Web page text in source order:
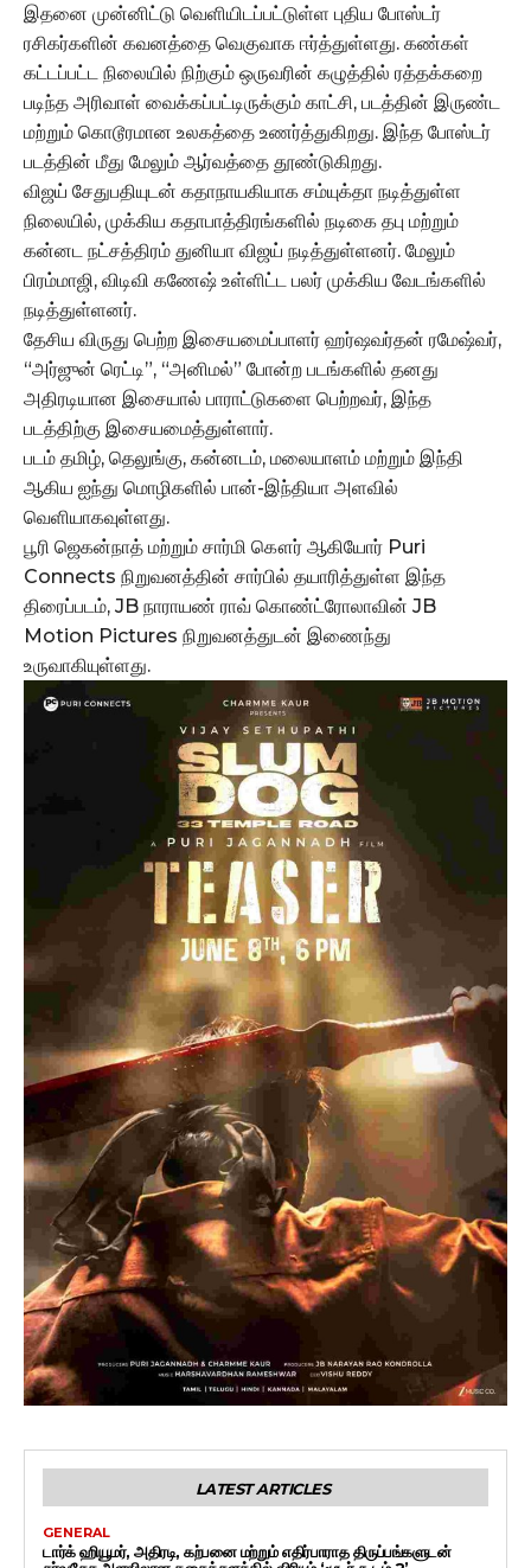
இதனை முன்னிட்டு வெளியிடப்பட்டுள்ள புதிய போஸ்டர்
ரசிகர்களின் கவனத்தை வெகுவாக ஈர்த்துள்ளது. கண்கள்
கட்டப்பட்ட நிலையில் நிற்கும் ஒருவரின் கழுத்தில் ரத்தக்கறை
படிந்த அரிவாள் வைக்கப்பட்டிருக்கும் காட்சி, படத்தின் இருண்ட
மற்றும் கொடூரமான உலகத்தை உணர்த்துகிறது. இந்த போஸ்டர்
படத்தின் மீது மேலும் ஆர்வத்தை தூண்டுகிறது.
விஜய் சேதுபதியுடன் கதாநாயகியாக சம்யுக்தா நடித்துள்ள
நிலையில், முக்கிய கதாபாத்திரங்களில் நடிகை தபு மற்றும்
கன்னட நட்சத்திரம் துனியா விஜய் நடித்துள்ளனர். மேலும்
பிரம்மாஜி, விடிவி கணேஷ் உள்ளிட்ட பலர் முக்கிய வேடங்களில்
நடித்துள்ளனர்.
தேசிய விருது பெற்ற இசையமைப்பாளர் ஹர்ஷவர்தன் ரமேஷ்வர்,
“அர்ஜுன் ரெட்டி”, “அனிமல்” போன்ற படங்களில் தனது
அதிரடியான இசையால் பாராட்டுகளை பெற்றவர், இந்த
படத்திற்கு இசையமைத்துள்ளார்.
படம் தமிழ், தெலுங்கு, கன்னடம், மலையாளம் மற்றும் இந்தி
ஆகிய ஐந்து மொழிகளில் பான்-இந்தியா அளவில்
வெளியாகவுள்ளது.
பூரி ஜெகன்நாத் மற்றும் சார்மி கௌர் ஆகியோர் Puri
Connects நிறுவனத்தின் சார்பில் தயாரித்துள்ள இந்த
திரைப்படம், JB நாராயண் ராவ் கொண்ட்ரோலாவின் JB
Motion Pictures நிறுவனத்துடன் இணைந்து
உருவாகியுள்ளது.
LATEST ARTICLES
GENERAL
டார்க் ஹியூமர், அதிரடி, கற்பனை மற்றும் எதிர்பாராத திருப்பங்களுடன்